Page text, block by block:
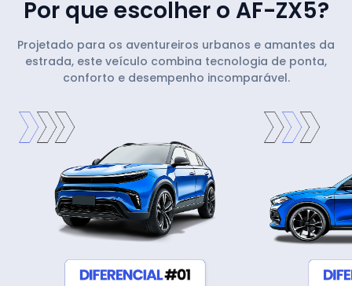
Por que escolher o AF-ZX5?
Projetado para os aventureiros urbanos e amantes da
estrada, este veículo combina tecnologia de ponta,
conforto e desempenho incomparável.